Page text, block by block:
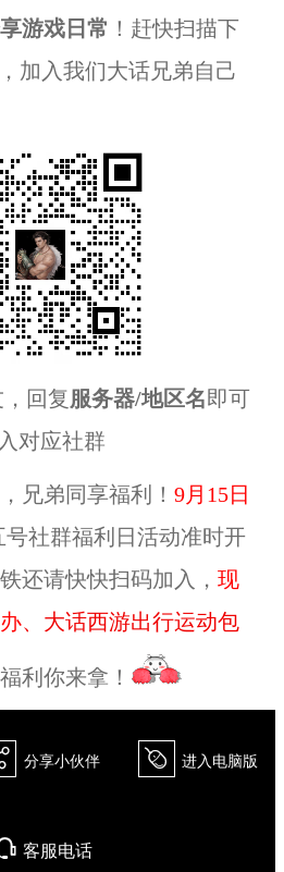
游戏日常 ！赶快扫描下
加入我们大话兄弟自己
回复服务器/地区名即可
对应社群
兄弟同享福利！ 9月15日
号社群福利日活动准时开
还请快快扫码加入， 现
、 大话西游出行运动包
利你来拿！
分享小伙伴 򰀄 进入电脑版
客服电话